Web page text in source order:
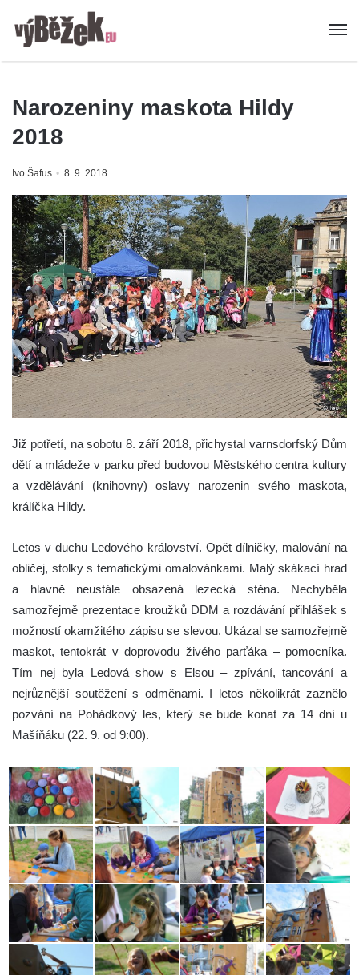
Narozeniny maskota Hildy
2018
Ivo Šafus 8. 9. 2018
Již potřetí, na sobotu 8. září 2018, přichystal varnsdorfský Dům
dětí a mládeže v parku před budovou Městského centra kultury
a vzdělávání (knihovny) oslavy narozenin svého maskota,
králíčka Hildy.
Letos v duchu Ledového království. Opět dílničky, malování na
obličej, stolky s tematickými omalovánkami. Malý skákací hrad
a hlavně neustále obsazená lezecká stěna. Nechyběla
samozřejmě prezentace kroužků DDM a rozdávání přihlášek s
možností okamžitého zápisu se slevou. Ukázal se samozřejmě
maskot, tentokrát v doprovodu živého parťáka – pomocníka.
Tím nej byla Ledová show s Elsou – zpívání, tancování a
nejrůznější soutěžení s odměnami. I letos několikrát zaznělo
pozvání na Pohádkový les, který se bude konat za 14 dní u
Mašíňáku (22. 9. od 9:00).